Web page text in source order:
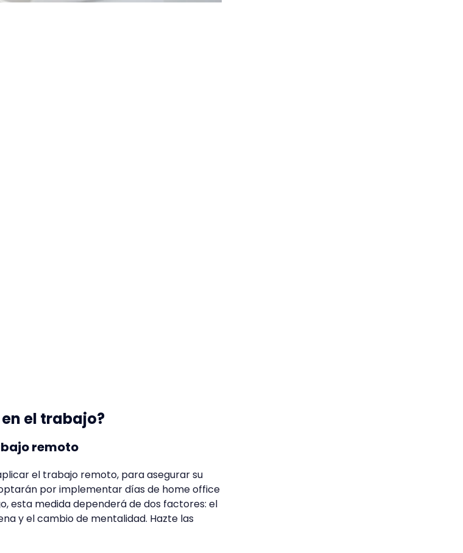
el trabajo?
remoto
el trabajo remoto, para asegurar su
por implementar días de home office
esta medida dependerá de dos factores: el
y el cambio de mentalidad. Hazte las